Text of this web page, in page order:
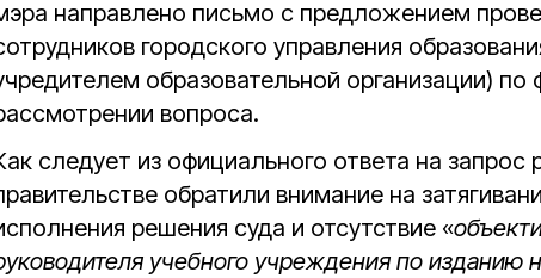
направлено письмо с предложением
городского управления
образовательной организации) по
вопроса.
следует из официального ответа на запрос
обратили внимание на
решения суда и отсутствие «
учебного учреждения по изданию